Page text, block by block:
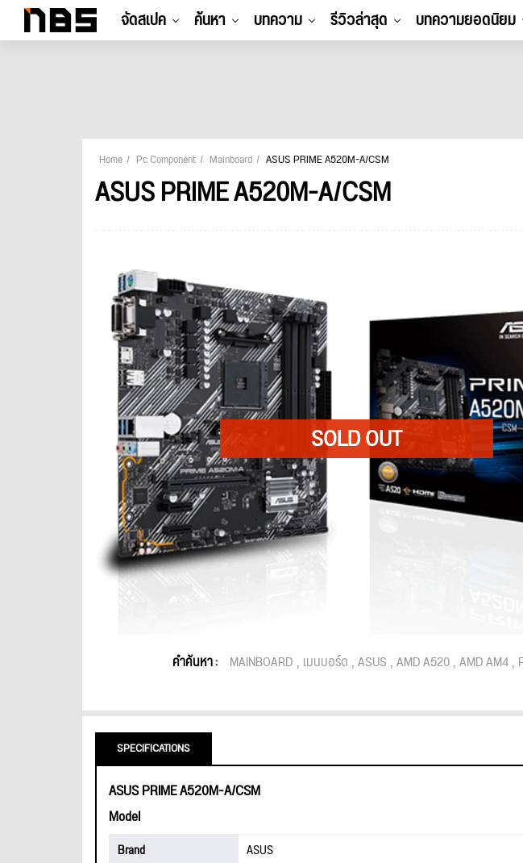
จัดสเปค ค้นหา บทความ รีวิวล่าสุด บทความยอดนิยม
Home Pc Component Mainboard ASUS PRIME A520M-A/CSM
ASUS PRIME A520M-A/CSM
คำค้นหา : MAINBOARD เมนบอร์ด ASUS AMD A520 AMD AM4
SPECIFICATIONS
ASUS PRIME A520M-A/CSM
Model
Brand
ASUS